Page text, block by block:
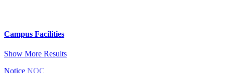
Campus Facilities
Show More Results
Notice NOC